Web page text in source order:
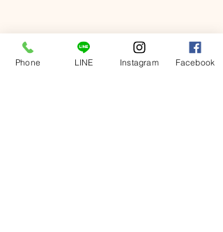
Phone LINE Instagram Facebook